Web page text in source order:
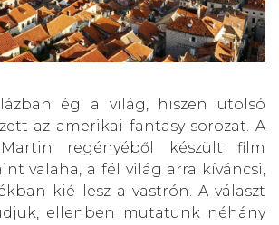
ég a világ, hiszen utolsó
az amerikai fantasy sorozat. A
regényéből készült film
valaha, a fél világ arra kíváncsi,
kié lesz a vastrón. A választ
ellenben mutatunk néhány